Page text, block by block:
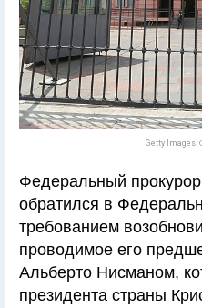
Getty Images.
Федеральный
обратился в
требованием
проводимое его
Альберто Нисманом,
президента страны